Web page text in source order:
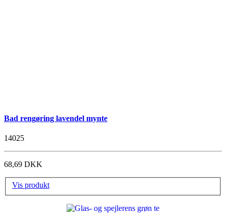
Bad rengøring lavendel mynte
14025
68,69 DKK
Vis produkt